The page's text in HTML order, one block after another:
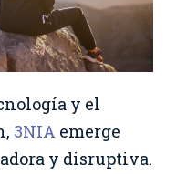
y el
3NIA emerge
y disruptiva.